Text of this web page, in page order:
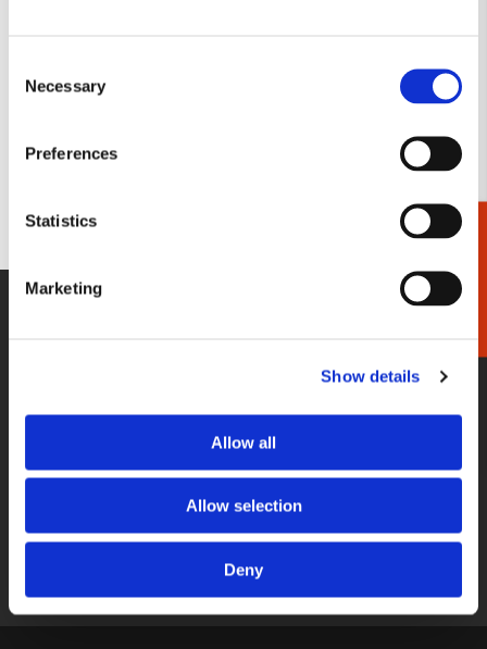
Selection
Necessary
Preferences
Statistics
Marketing
Show details
Allow all
Allow selection
Deny
Schrift A5: Paddington
WE HELPEN U GRAAG!
033-4613718
STUUR EEN BERICHT
Stel gerust uw vraag per e-mail, wij
reageren binnen 2 werkdagen.
shop@bekkingblitz.com
Cadeaukiezer